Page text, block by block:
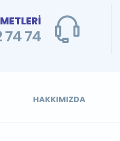
74
HAKKIMIZDA